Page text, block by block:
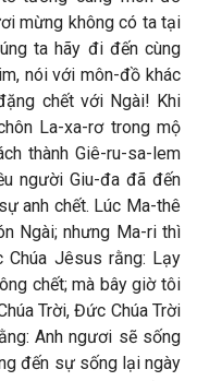
mừng không có ta tại
ta hãy đi đến cùng
nói với môn-đồ khác
chết với Ngài! Khi
La-xa-rơ trong mộ
thành Giê-ru-sa-lem
người Giu-đa đã đến
anh chết. Lúc Ma-thê
Ngài; nhưng Ma-ri thì
Jêsus rằng: Lạy
chết; mà bây giờ tôi
Trời, Đức Chúa Trời
Anh ngươi sẽ sống
đến sự sống lại ngày